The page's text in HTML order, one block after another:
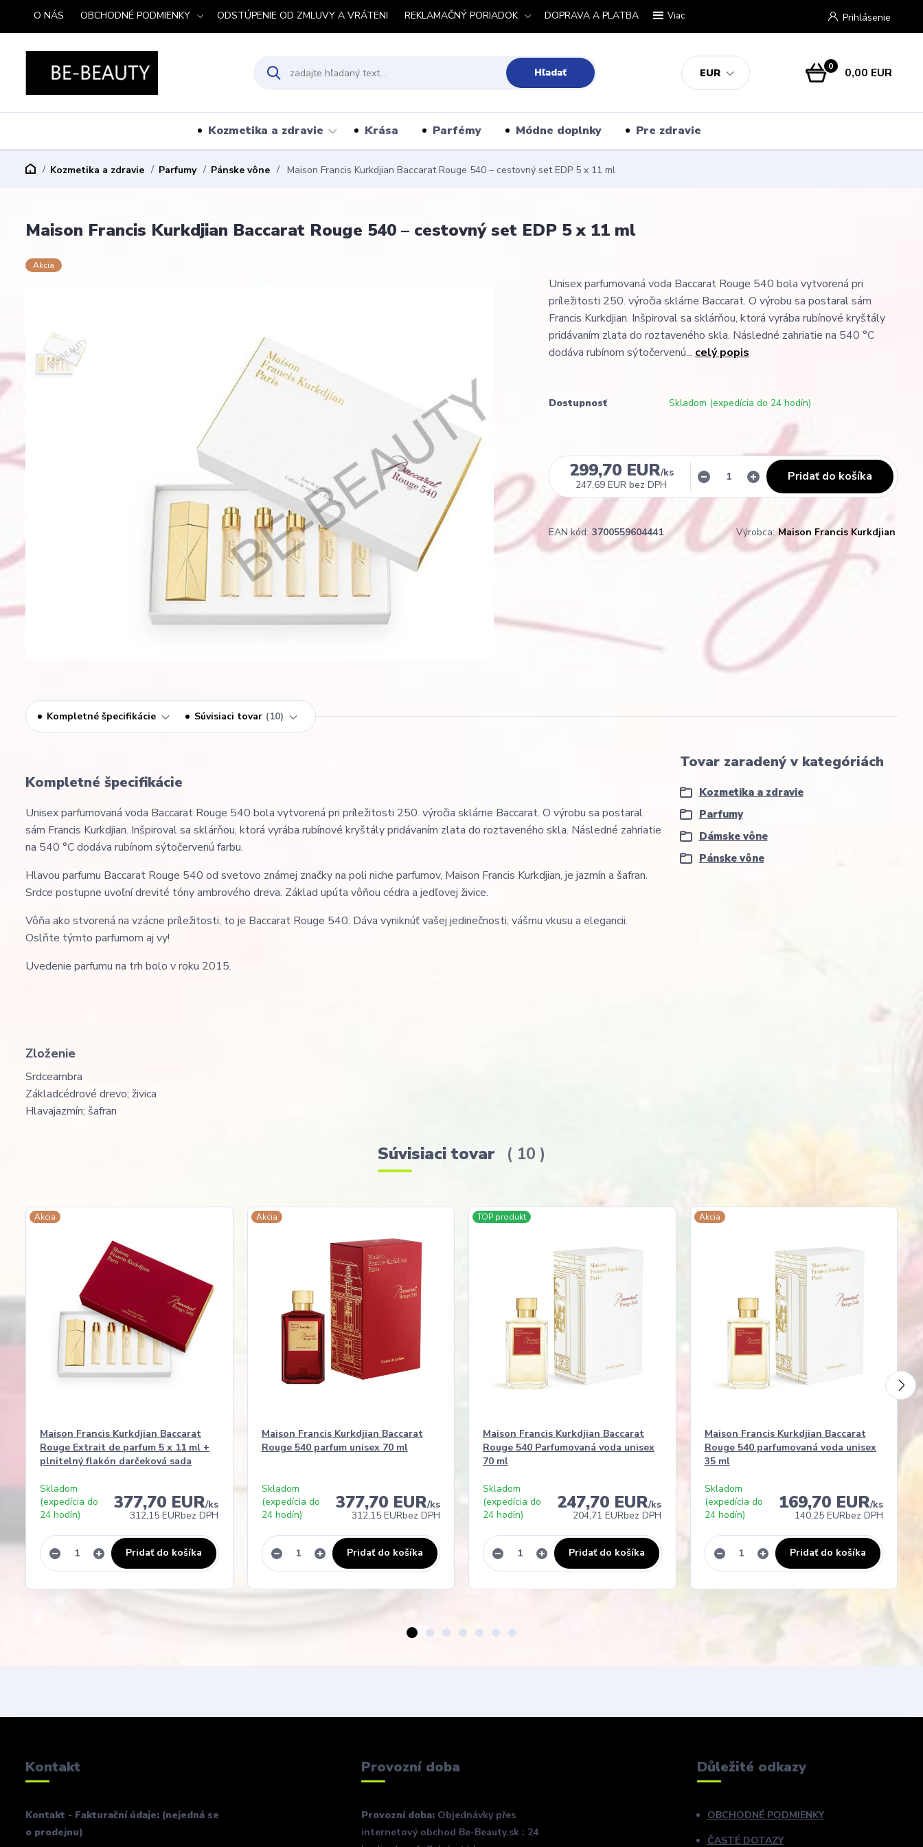
O NÁS OBCHODNÉ PODMIENKY ODSTÚPENIE OD ZMLUVY A VRÁTENI REKLAMAČNÝ PORIADOK DOPRAVA A PLATBA Viac
EUR
Prihlásenie
Hľadať 0 0,00 EUR
Kozmetika a zdravie Krása Parfémy Módne doplnky Pre zdravie
Kozmetika a zdravie Parfumy Pánske vône Maison Francis Kurkdjian Baccarat Rouge 540 – cestovný set EDP 5 x 11 ml
Maison Francis Kurkdjian Baccarat Rouge 540 – cestovný set EDP 5 x 11 ml
Akcia
Unisex parfumovaná voda Baccarat Rouge 540 bola vytvorená pri
príležitosti 250. výročia sklárne Baccarat. O výrobu sa postaral sám
Francis Kurkdjian. Inšpiroval sa sklárňou, ktorá vyrába rubínové kryštály
pridávaním zlata do roztaveného skla. Následné zahriatie na 540 °C
dodáva rubínom sýtočervenú... celý popis
Dostupnosť Skladom (expedícia do 24 hodín)
299,70 EUR/ks
247,69 EUR bez DPH
Pridať do košíka
EAN kód: 3700559604441 Výrobca: Maison Francis Kurkdjian
Kompletné špecifikácie Súvisiaci tovar 10
Kompletné špecifikácie
Unisex parfumovaná voda Baccarat Rouge 540 bola vytvorená pri príležitosti 250. výročia sklárne Baccarat. O výrobu sa postaral
sám Francis Kurkdjian. Inšpiroval sa sklárňou, ktorá vyrába rubínové kryštály pridávaním zlata do roztaveného skla. Následné zahriatie
na 540 °C dodáva rubínom sýtočervenú farbu.
Hlavou parfumu Baccarat Rouge 540 od svetovo známej značky na poli niche parfumov, Maison Francis Kurkdjian, je jazmín a šafran.
Srdce postupne uvoľní drevité tóny ambrového dreva. Základ upúta vôňou cédra a jedľovej živice.
Vôňa ako stvorená na vzácne príležitosti, to je Baccarat Rouge 540. Dáva vyniknúť vašej jedinečnosti, vášmu vkusu a elegancii.
Oslňte týmto parfumom aj vy!
Uvedenie parfumu na trh bolo v roku 2015.
Zloženie
Srdceambra
Základcédrové drevo; živica
Hlavajazmín; šafran
Tovar zaradený v kategóriách
Kozmetika a zdravie
Parfumy
Dámske vône
Pánske vône
Súvisiaci tovar 10
Akcia
Maison Francis Kurkdjian Baccarat
Rouge Extrait de parfum 5 x 11 ml +
plnitelný flakón darčeková sada
377,70 EUR/ks
312,15 EURbez DPH
Skladom
(expedícia do
24 hodín)
Pridať do košíka
Akcia
Maison Francis Kurkdjian Baccarat
Rouge 540 parfum unisex 70 ml
377,70 EUR/ks
312,15 EURbez DPH
Skladom
(expedícia do
24 hodín)
Pridať do košíka
TOP produkt
Maison Francis Kurkdjian Baccarat
Rouge 540 Parfumovaná voda unisex
70 ml
247,70 EUR/ks
204,71 EURbez DPH
Skladom
(expedícia do
24 hodín)
Pridať do košíka
Akcia
Maison Francis Kurkdjian Baccarat
Rouge 540 parfumovaná voda unisex
35 ml
169,70 EUR/ks
140,25 EURbez DPH
Skladom
(expedícia do
24 hodín)
Pridať do košíka
Kontakt
Kontakt - Fakturační údaje: (nejedná se
o prodejnu)
Provozní doba
Provozní doba: Objednávky přes
internetový obchod Be-Beauty.sk : 24
Důležité odkazy
OBCHODNÉ PODMIENKY
ČASTÉ DOTAZY